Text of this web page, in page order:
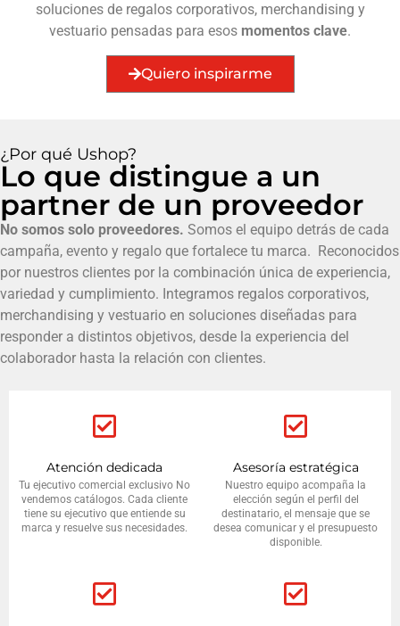
soluciones de regalos corporativos, merchandising y
vestuario pensadas para esos momentos clave.
Quiero inspirarme
¿Por qué Ushop?
Lo que distingue a un
partner de un proveedor
No somos solo proveedores. Somos el equipo detrás de cada
campaña, evento y regalo que fortalece tu marca. Reconocidos
por nuestros clientes por la combinación única de experiencia,
variedad y cumplimiento. Integramos regalos corporativos,
merchandising y vestuario en soluciones diseñadas para
responder a distintos objetivos, desde la experiencia del
colaborador hasta la relación con clientes.
Atención dedicada
Tu ejecutivo comercial exclusivo No
vendemos catálogos. Cada cliente
tiene su ejecutivo que entiende su
marca y resuelve sus necesidades.
Asesoría estratégica
Nuestro equipo acompaña la
elección según el perfil del
destinatario, el mensaje que se
desea comunicar y el presupuesto
disponible.